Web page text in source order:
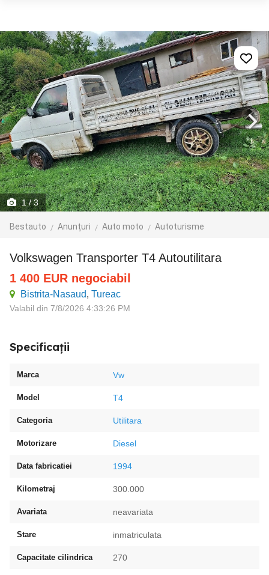
1/ 3
Bestauto Anunțuri Auto moto Autoturisme
Volkswagen Transporter T4 Autoutilitara
1 400 EUR negociabil
Bistrita-Nasaud, Tureac
Valabil din 7/8/2026 4:33:26 PM
Specificații
Marca Vw
Model T4
Categoria Utilitara
Motorizare Diesel
Data fabricatiei 1994
Kilometraj 300.000
Avariata neavariata
Stare inmatriculata
Capacitate cilindrica 270